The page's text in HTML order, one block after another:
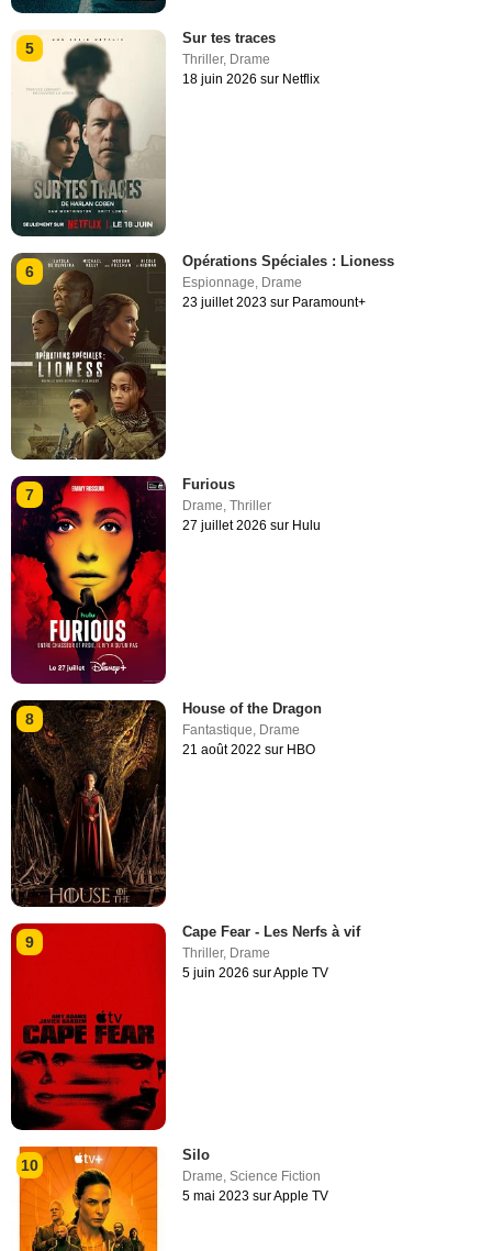
5
Sur tes traces
Thriller, Drame
18 juin 2026 sur Netflix
6
Opérations Spéciales : Lioness
Espionnage, Drame
23 juillet 2023 sur Paramount+
7
Furious
Drame,Thriller
27 juillet 2026 sur Hulu
8
House of the Dragon
Fantastique Drame
21 août 2022 sur HBO
9
Cape Fear - Les Nerfs à vif
Thriller, Drame
5 juin 2026 sur Apple TV
10
Silo
Drame,Science Fiction
5 mai 2023 sur Apple TV